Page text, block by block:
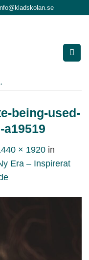
being-used-
× 1920 in
Era – Inspirerat